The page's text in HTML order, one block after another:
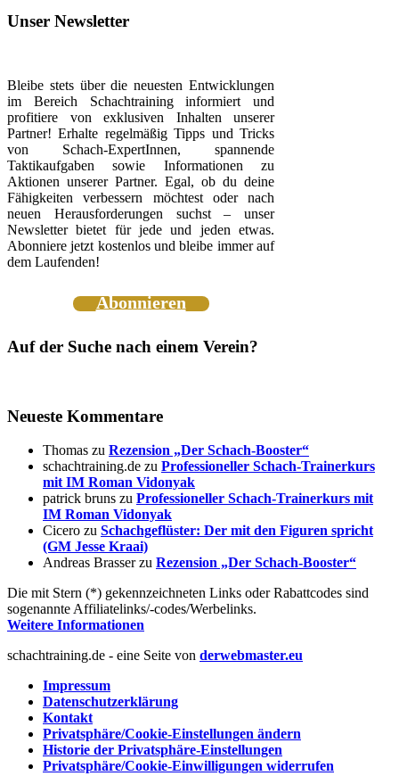
Unser Newsletter
Bleibe stets über die neuesten Entwicklungen
im Bereich Schachtraining informiert und
profitiere von exklusiven Inhalten unserer
Partner! Erhalte regelmäßig Tipps und Tricks
von Schach-ExpertInnen, spannende
Taktikaufgaben sowie Informationen zu
Aktionen unserer Partner. Egal, ob du deine
Fähigkeiten verbessern möchtest oder nach
neuen Herausforderungen suchst – unser
Newsletter bietet für jede und jeden etwas.
Abonniere jetzt kostenlos und bleibe immer auf
dem Laufenden!
Abonnieren
Auf der Suche nach einem Verein?
Neueste Kommentare
Thomas zu Rezension „Der Schach-Booster“
schachtraining.de zu Professioneller Schach-Trainerkurs
mit IM Roman Vidonyak
patrick bruns zu Professioneller Schach-Trainerkurs mit
IM Roman Vidonyak
Cicero zu Schachgeflüster: Der mit den Figuren spricht
(GM Jesse Kraai)
Andreas Brasserzu Rezension „Der Schach-Booster“
Die mit Stern (*) gekennzeichneten Links oder Rabattcodes sind
sogenannte Affiliatelinks/-codes/Werbelinks.
Weitere Informationen
schachtraining.de - eine Seite von derwebmaster.eu
Impressum
Datenschutzerklärung
Kontakt
Privatsphäre/Cookie-Einstellungen ändern
Historie der Privatsphäre-Einstellungen
Privatsphäre/Cookie-Einwilligungen widerrufen